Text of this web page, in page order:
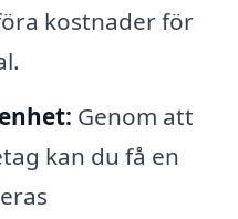
kostnader för
Genom att
kan du få en